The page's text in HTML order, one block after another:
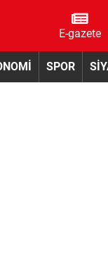
E-gazete
SPOR